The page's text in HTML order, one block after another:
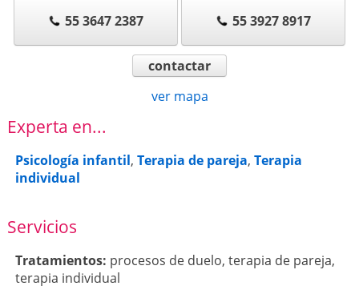
55 3647 2387 55 3927 8917
contactar
ver mapa
Experta en...
Psicología infantil, Terapia de pareja, Terapia
individual
Servicios
Tratamientos: procesos de duelo, terapia de pareja,
terapia individual